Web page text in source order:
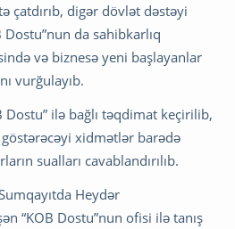
çatdırıb, digər dövlət dəstəyi
da sahibkarlıq
və biznesə yeni başlayanlar
vurğulayıb.
Dostu” ilə bağlı təqdimat keçirilib,
xidmətlər barədə
sualları cavablandırılıb.
Heydər
“KOB Dostu”nun ofisi ilə tanış